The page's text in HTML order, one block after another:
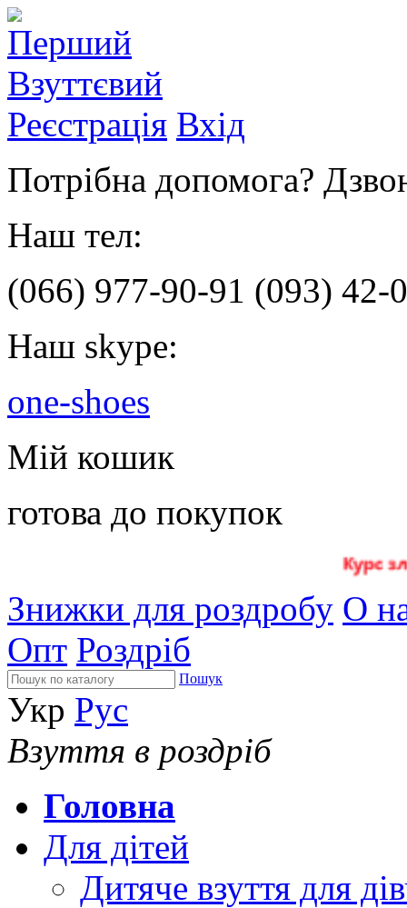
Реєстрація Вхід
Потрібна допомога?
Наш тел:
(066) 977-90-91 (093) 42-
Наш skype:
one-shoes
Мій кошик
готова до покупок
Знижки для роздробу О
Опт Роздріб
Пошук
Укр Рус
Взуття в роздріб
Головна
Для дітей
Дитяче взуття для